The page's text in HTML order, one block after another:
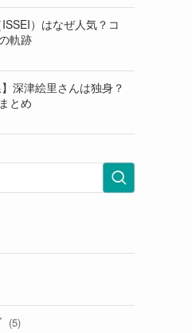
）はなぜ人気？コ
軌跡
深津絵里さんは独身？
とめ
(5)